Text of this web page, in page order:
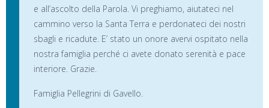
e all’ascolto della Parola. Vi preghiamo, aiutateci nel
cammino verso la Santa Terra e perdonateci dei nostri
sbagli e ricadute. E’ stato un onore avervi ospitato nella
nostra famiglia perché ci avete donato serenità e pace
interiore. Grazie.
Famiglia Pellegrini di Gavello.